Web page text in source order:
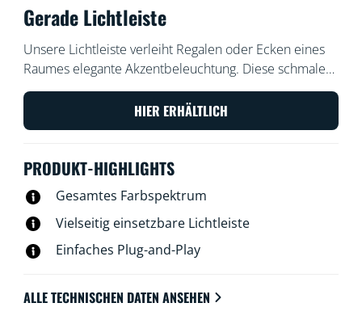
Gerade Lichtleiste
Unsere Lichtleiste verleiht Regalen oder Ecken eines
Raumes elegante Akzentbeleuchtung. Diese schmale
Lichtleiste strahlt eine Vielzahl von Farben aus und
passt prima dorthin, wo wenig Platz ist. Auf eine Seite
gekippt lässt sich der Lichtwinkel einstellen. Wenn Du
zweiten Lichtleiste doppelte Wirkung erzeugen.
HIER ERHÄLTLICH
PRODUKT-HIGHLIGHTS
Gesamtes Farbspektrum
Vielseitig einsetzbare Lichtleiste
Einfaches Plug-and-Play
ALLE TECHNISCHEN DATEN ANSEHEN